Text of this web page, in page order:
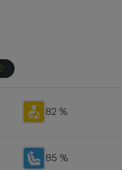
82 %
85 %